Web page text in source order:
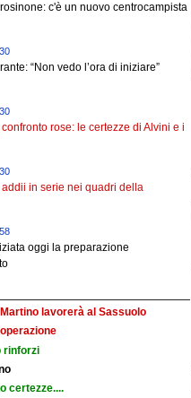
c'è un nuovo centrocampista
“Non vedo l’ora di iniziare”
confronto rose: le certezze di Alvini e i
addii in serie nei quadri della
oggi la preparazione
lavorerà al Sassuolo
rinforzi
certezze....